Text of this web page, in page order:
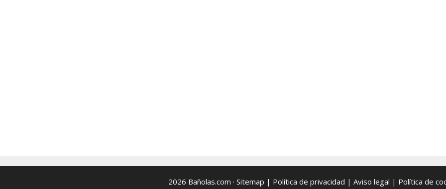
2026 Bañolas.com · Sitemap | Política de privacidad | Aviso legal | Política de